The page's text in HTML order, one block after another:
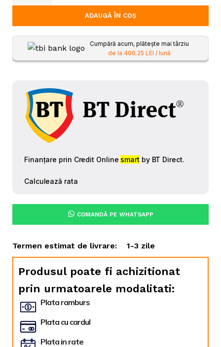
ADAUGĂ ÎN COȘ
Cumpără acum, plătește mai târziu
de la 406.25 LEI / lună
COMANDĂ PE WHATSAPP
Termen estimat de livrare: 1-3 zile
Produsul poate fi achizitionat
prin urmatoarele modalitati:
Plata ramburs
Plata cu cardul
Plata in rate